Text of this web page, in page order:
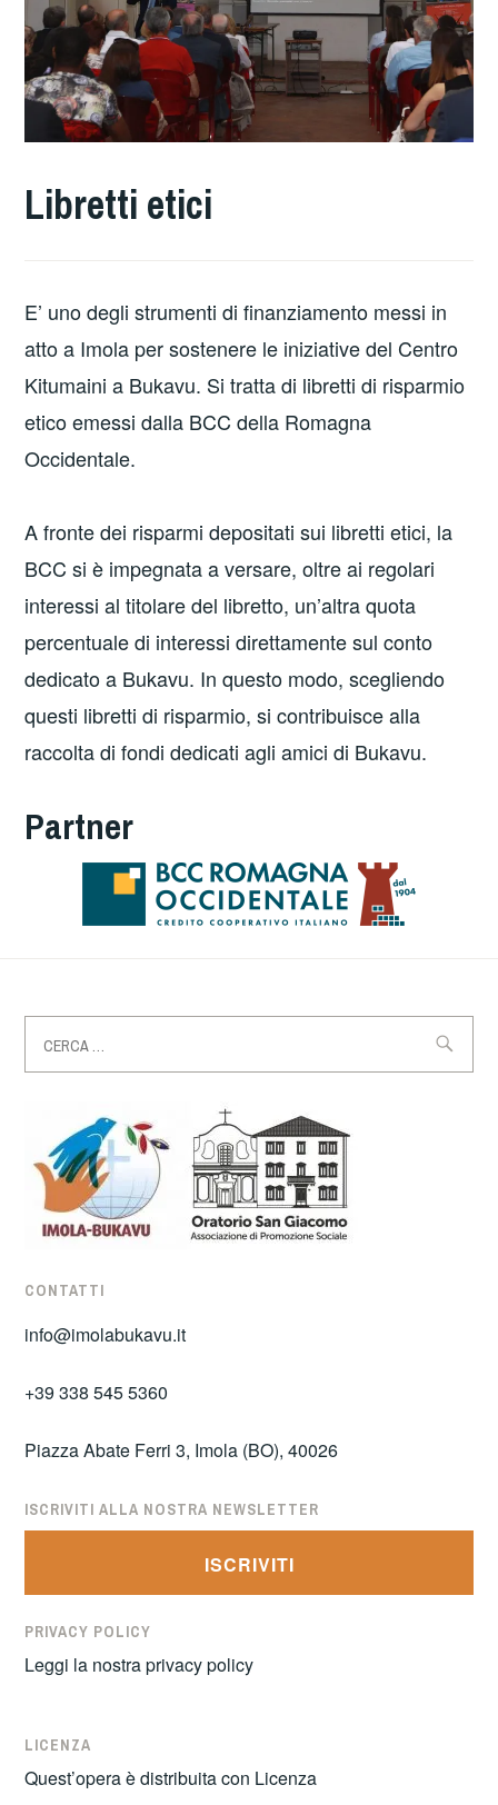
Libretti etici
E’ uno degli strumenti di finanziamento messi in
atto a Imola per sostenere le iniziative del Centro
Kitumaini a Bukavu. Si tratta di libretti di risparmio
etico emessi dalla BCC della Romagna
Occidentale.
A fronte dei risparmi depositati sui libretti etici, la
BCC si è impegnata a versare, oltre ai regolari
interessi al titolare del libretto, un’altra quota
percentuale di interessi direttamente sul conto
dedicato a Bukavu. In questo modo, scegliendo
questi libretti di risparmio, si contribuisce alla
raccolta di fondi dedicati agli amici di Bukavu.
Partner
per:
CONTATTI
info@imolabukavu.it
+39 338 545 5360
Piazza Abate Ferri 3, Imola (BO), 40026
ISCRIVITI ALLA NOSTRA NEWSLETTER
ISCRIVITI
PRIVACY POLICY
Leggi la nostraprivacy policy
LICENZA
Quest’opera è distribuita con Licenza